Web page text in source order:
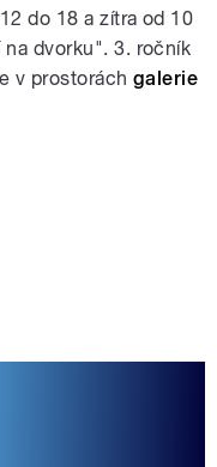
do 18 a zítra od 10
na dvorku". 3. ročník
v prostorách galerie